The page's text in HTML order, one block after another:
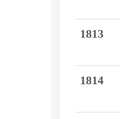
1813
1814